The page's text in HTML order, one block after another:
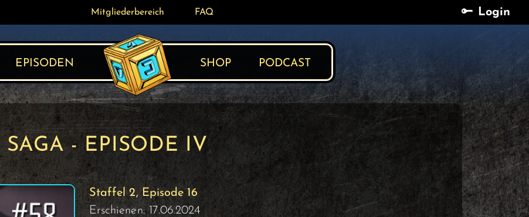
Mitgliederbereich FAQ Login
Mitgliederbereich FAQ Login
EPISODEN SHOP PODCAST
- EPISODE IV
Staffel 2, Episode 16
Erschienen: 17.06.2024